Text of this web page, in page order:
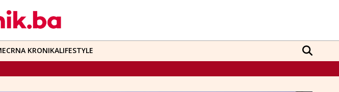
CRNA KRONIKALIFESTYLE